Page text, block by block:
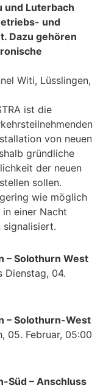
und Luterbach
und
Dazu gehören
Witi, Lüsslingen,
ist die
von neuen
gründliche
der neuen
sollen.
wie möglich
einer Nacht
– Solothurn West
Dienstag, 04.
– Solothurn-West
05. Februar, 05:00
Süd – Anschluss